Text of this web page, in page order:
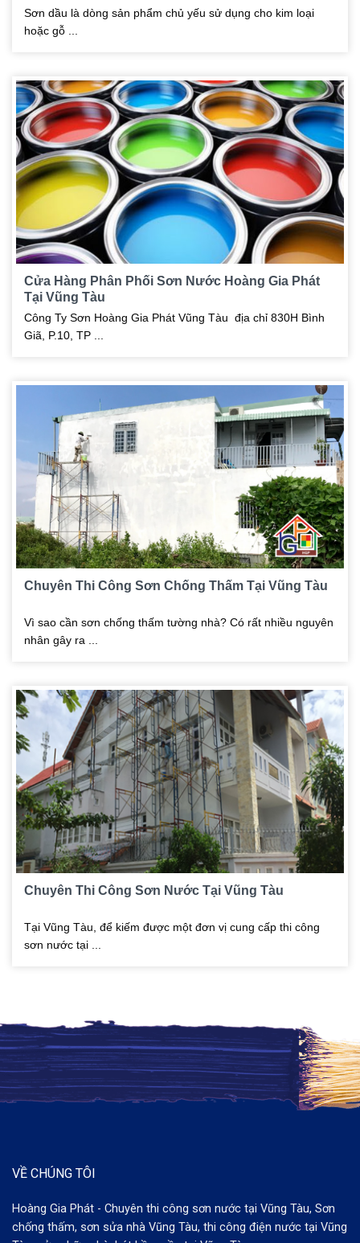
Sơn dầu là dòng sản phẩm chủ yếu sử dụng cho kim loại
hoặc gỗ ...
Cửa Hàng Phân Phối Sơn Nước Hoàng Gia Phát
Tại Vũng Tàu
Công Ty Sơn Hoàng Gia Phát Vũng Tàu địa chỉ 830H Bình
Giã, P.10, TP ...
Chuyên Thi Công Sơn Chống Thấm Tại Vũng Tàu
Vì sao cần sơn chống thấm tường nhà? Có rất nhiều nguyên
nhân gây ra ...
Chuyên Thi Công Sơn Nước Tại Vũng Tàu
Tại Vũng Tàu, để kiếm được một đơn vị cung cấp thi công
sơn nước tại ...
VỀ CHÚNG TÔI
Hoàng Gia Phát - Chuyên thi công sơn nước tại Vũng Tàu, Sơn
chống thấm, sơn sửa nhà Vũng Tàu, thi công điện nước tại Vũng